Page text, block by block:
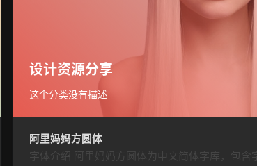
设计资源分享
这个分类没有描述
阿里妈妈方圆体